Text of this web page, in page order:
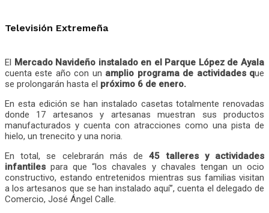
Televisión Extremeña
El Mercado Navideño instalado en el Parque López de Ayala
cuenta este año con un amplio programa de actividades que
se prolongarán hasta el próximo 6 de enero.
En esta edición se han instalado casetas totalmente renovadas
donde 17 artesanos y artesanas muestran sus productos
manufacturados y cuenta con atracciones como una pista de
hielo, un trenecito y una noria.
En total, se celebrarán más de45 talleres y actividades
infantiles para que “los chavales y chavales tengan un ocio
constructivo, estando entretenidos mientras sus familias visitan
a los artesanos que se han instalado aquí”, cuenta el delegado de
Comercio, José Ángel Calle.